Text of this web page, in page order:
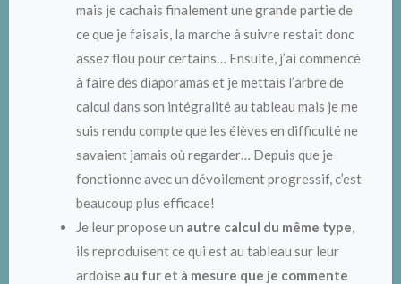
mais je cachais finalement une grande partie de
ce que je faisais, la marche à suivre restait donc
assez flou pour certains… Ensuite, j’ai commencé
à faire des diaporamas et je mettais l’arbre de
calcul dans son intégralité au tableau mais je me
suis rendu compte que les élèves en difficulté ne
savaient jamais où regarder… Depuis que je
fonctionne avec un dévoilement progressif, c’est
beaucoup plus efficace!
Je leur propose un autre calcul du même type
ils reproduisent ce qui est au tableau sur leur
ardoise au fur et à mesure que je commente